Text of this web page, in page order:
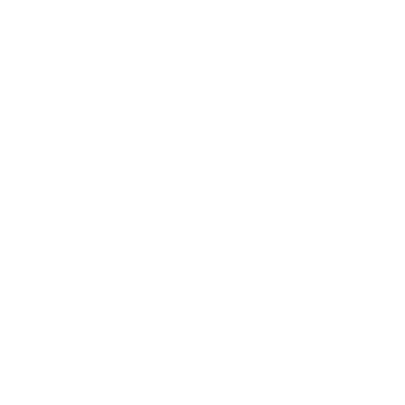
aer conditionat, telefon, Smart TV/sat., Wi-fi, seif, minibar
In sectiunea Deluxe cu servicii superioare.
tratamente spa gratuite, room service 24 de ore pe zi si